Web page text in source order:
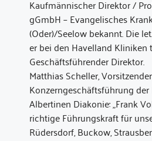
Kaufmännischer Direktor /
gGmbH – Evangelisches
(Oder)/Seelow bekannt. Die
er bei den Havelland Kliniken
Geschäftsführender Direktor.
Matthias Scheller,
Konzerngeschäftsführung
Albertinen Diakonie: „Frank
richtige Führungskraft für
Rüdersdorf, Buckow,